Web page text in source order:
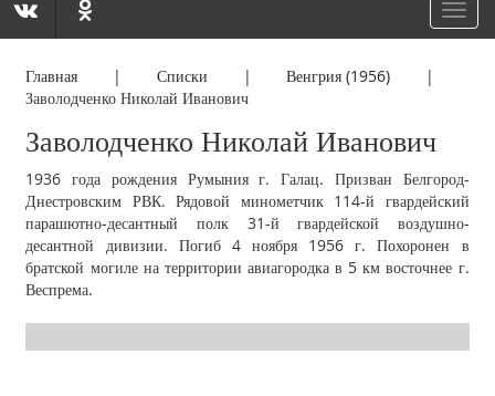
Главная | Списки |Венгрия (1956) |
Заволодченко Николай Иванович
Заволодченко Николай Иванович
1936 года рождения Румыния г. Галац. Призван Белгород-
Днестровским РВК. Рядовой минометчик 114-й гвардейский
парашютно-десантный полк 31-й гвардейской воздушно-
десантной дивизии. Погиб 4 ноября 1956 г. Похоронен в
братской могиле на территории авиагородка в 5 км восточнее г.
Веспрема.